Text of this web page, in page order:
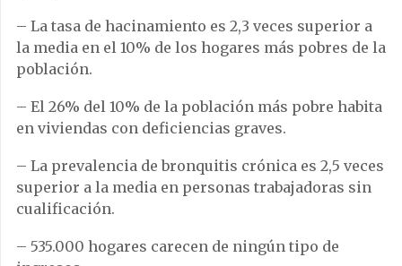
– La tasa de hacinamiento es 2,3 veces superior a
la media en el 10% de los hogares más pobres de la
población.
– El 26% del 10% de la población más pobre habita
en viviendas con deficiencias graves.
– La prevalencia de bronquitis crónica es 2,5 veces
superior a la media en personas trabajadoras sin
cualificación.
– 535.000 hogares carecen de ningún tipo de